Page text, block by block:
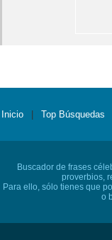
Inicio Top Búsquedas
Buscador de frases
proverbios,
Para ello, sólo tienes que
o